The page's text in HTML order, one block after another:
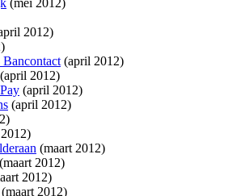
(mei 2012)
2012)
(april 2012)
(april 2012)
(april 2012)
(april 2012)
(maart 2012)
(maart 2012)
2012)
(maart 2012)